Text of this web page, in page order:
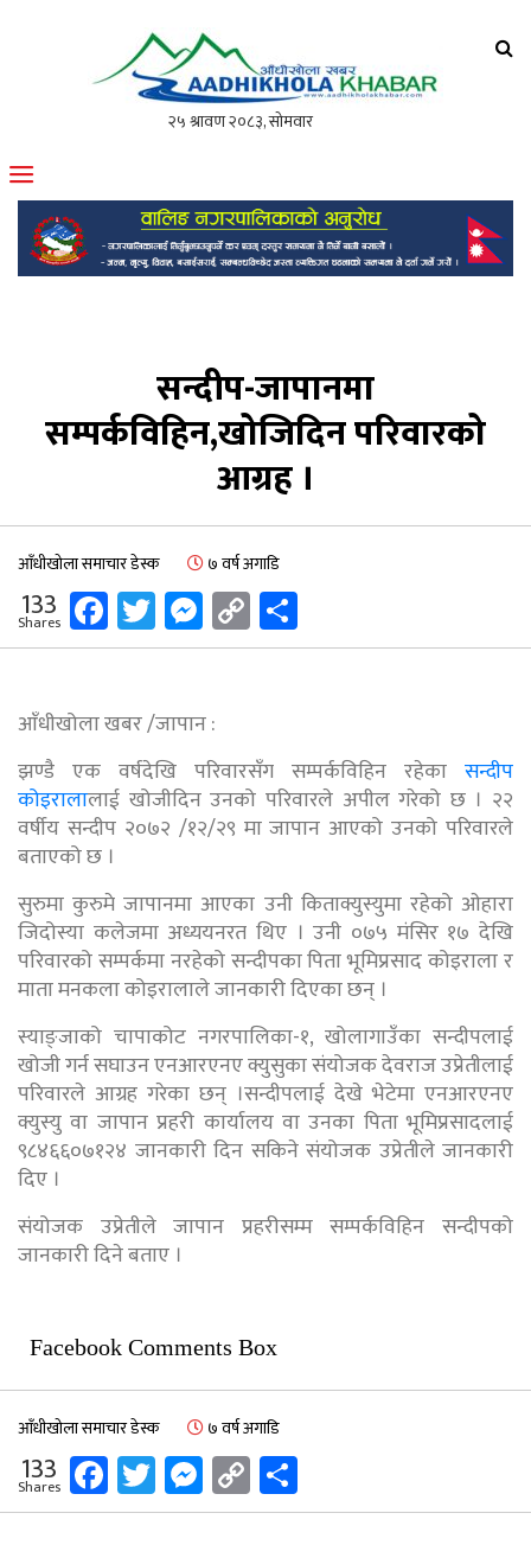
मोफसलकै लोकप्रिय अनलाइन पत्रिका
सन्दीप-जापानमा
सम्पर्कविहिन,खोजिदिन परिवारको
आग्रह ।
आँधीखोला समाचार डेस्क ७ वर्ष अगाडि
133
Shares Facebook
Twitter
Messenger
Copy
Link
आँधीखोला खबर /जापान :
झण्डै एक वर्षदेखि परिवारसँग सम्पर्कविहिन रहेका सन्दीप
कोइरालालाई खोजीदिन उनको परिवारले अपील गरेको छ । २२
वर्षीय सन्दीप २०७२ /१२/२९ मा जापान आएको उनको परिवारले
बताएको छ ।
सुरुमा कुरुमे जापानमा आएका उनी किताक्युस्युमा रहेको ओहारा
जिदोस्या कलेजमा अध्ययनरत थिए । उनी ०७५ मंसिर १७ देखि
परिवारको सम्पर्कमा नरहेको सन्दीपका पिता भूमिप्रसाद कोइराला र
माता मनकला कोइरालाले जानकारी दिएका छन् ।
स्याङ्जाको चापाकोट नगरपालिका-१, खोलागाउँका सन्दीपलाई
खोजी गर्न सघाउन एनआरएनए क्युसुका संयोजक देवराज उप्रेतीलाई
परिवारले आग्रह गरेका छन् ।सन्दीपलाई देखे भेटेमा एनआरएनए
क्युस्यु वा जापान प्रहरी कार्यालय वा उनका पिता भूमिप्रसादलाई
९८४६६०७१२४ जानकारी दिन सकिने संयोजक उप्रेतीले जानकारी
दिए ।
संयोजक उप्रेतीले जापान प्रहरीसम्म सम्पर्कविहिन सन्दीपको
जानकारी दिने बताए ।
Facebook Comments Box
आँधीखोला समाचार डेस्क ७ वर्ष अगाडि
133
Shares Facebook
Twitter
Messenger
Copy
Link